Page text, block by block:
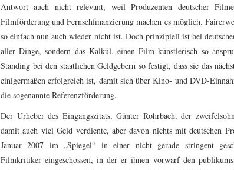
Antwort auch nicht relevant, weil Produzenten deutscher
Filmförderung und Fernsehfinanzierung machen es möglich.
so einfach nun auch wieder nicht ist. Doch prinzipiell ist bei
aller Dinge, sondern das Kalkül, einen Film künstlerisch so
Standing bei den staatlichen Geldgebern so festigt, dass sie das
einigermaßen erfolgreich ist, damit sich über Kino- und DVD-
die sogenannte Referenzförderung.
Der Urheber des Eingangszitats, Günter Rohrbach, der
damit auch viel Geld verdiente, aber davon nichts mit deutschen
Januar 2007 im „Spiegel“ in einer nicht gerade stringent
Filmkritiker eingeschossen, in der er ihnen vorwarf den